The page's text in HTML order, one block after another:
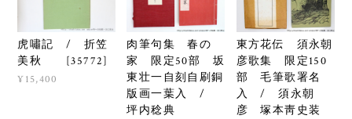
虎嘯記 / 折笠
美秋 [35772]
¥15,400
肉筆句集 春の
家 限定50部 坂
東壮一自刻自刷銅
版画一葉入 /
坪内稔典
東方花伝 須永朝
彦歌集 限定150
部 毛筆歌署名
入 / 須永朝
彦 塚本靑史装